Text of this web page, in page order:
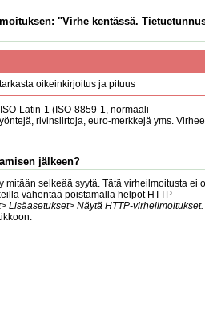
"Virhe kentässä.
oikeinkirjoitus ja pituus
Latin-1 (ISO-8859-1, normaali
rivinsiirtoja, euro-merkkejä yms.
jälkeen?
selkeää syytä. Tätä virheilmoitusta ei
vähentää poistamalla helpot HTTP-
Lisäasetukset> Näytä HTTP-virheilmoitukset.